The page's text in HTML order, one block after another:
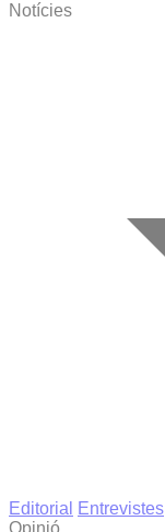
Notícies
Editorial
Entrevistes
Opinió